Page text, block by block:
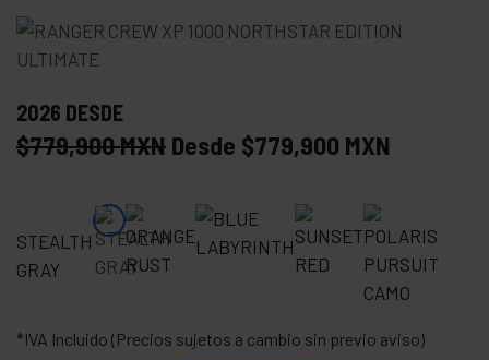
2026 DESDE
$779,900 MXN Desde $779,900 MXN
STEALTH
GRAY
*IVA Incluido (Precios sujetos a cambio sin previo aviso)